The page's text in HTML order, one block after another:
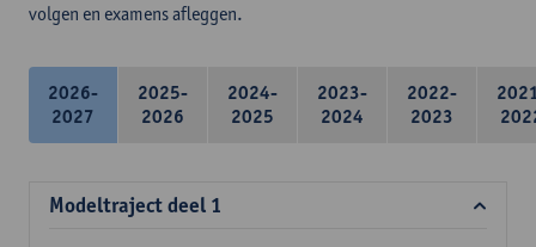
volgen en examens afleggen.
2026-
2027
2025-
2026
2024-
2025
2023-
2024
2022-
2023
Modeltraject deel 1